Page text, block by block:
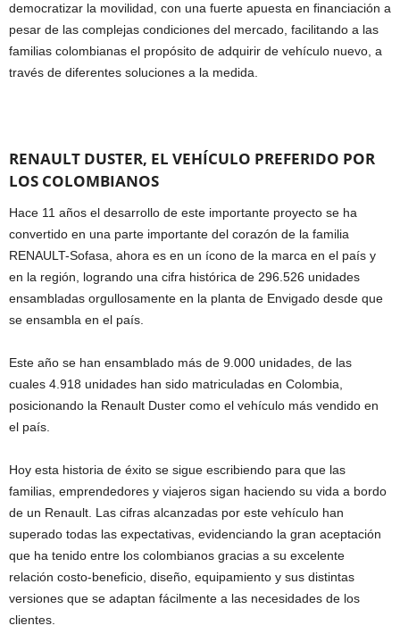
democratizar la movilidad, con una fuerte apuesta en financiación a
pesar de las complejas condiciones del mercado, facilitando a las
familias colombianas el propósito de adquirir de vehículo nuevo, a
través de diferentes soluciones a la medida.
RENAULT DUSTER, EL VEHÍCULO PREFERIDO POR
LOS COLOMBIANOS
Hace 11 años el desarrollo de este importante proyecto se ha
convertido en una parte importante del corazón de la familia
RENAULT-Sofasa, ahora es en un ícono de la marca en el país y
en la región, logrando una cifra histórica de 296.526 unidades
ensambladas orgullosamente en la planta de Envigado desde que
se ensambla en el país.
Este año se han ensamblado más de 9.000 unidades, de las
cuales 4.918 unidades han sido matriculadas en Colombia,
posicionando la Renault Duster como el vehículo más vendido en
el país.
Hoy esta historia de éxito se sigue escribiendo para que las
familias, emprendedores y viajeros sigan haciendo su vida a bordo
de un Renault. Las cifras alcanzadas por este vehículo han
superado todas las expectativas, evidenciando la gran aceptación
que ha tenido entre los colombianos gracias a su excelente
relación costo-beneficio, diseño, equipamiento y sus distintas
versiones que se adaptan fácilmente a las necesidades de los
clientes.